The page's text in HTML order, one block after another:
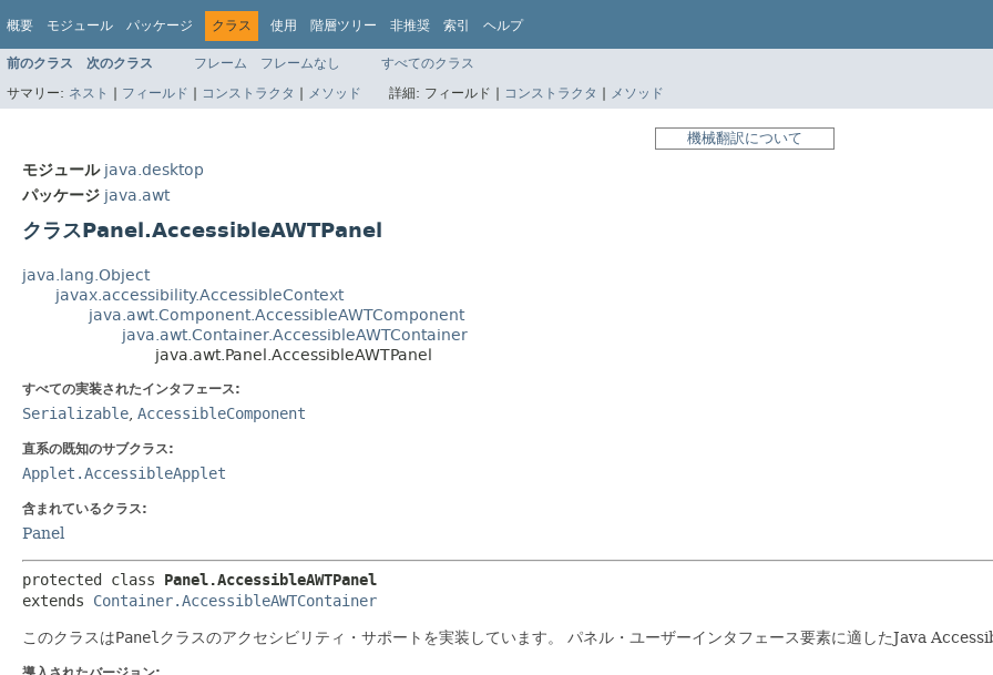
概要 モジュール パッケージ クラス 使用 階層ツリー 非推奨 索引 ヘルプ
前のクラス 次のクラス フレーム フレームなし
すべてのクラス
サマリー: ネスト | フィールド | コンストラクタ | メソッド 詳細: フィールド | コンストラクタ | メソッド
機械翻訳について
モジュール java.desktop
パッケージ java.awt
クラスPanel.AccessibleAWTPanel
java.lang.Object
javax.accessibility.AccessibleContext
java.awt.Component.AccessibleAWTComponent
java.awt.Container.AccessibleAWTContainer
java.awt.Panel.AccessibleAWTPanel
すべての実装されたインタフェース:
Serializable AccessibleComponent
直系の既知のサブクラス:
Applet.AccessibleApplet
含まれているクラス:
Panel
protected class Panel.AccessibleAWTPanel
extends Container.AccessibleAWTContainer
このクラスはPanelクラスのアクセシビリティ・サポートを実装しています。 パネル・ユーザーインタフェース要素に適したJava